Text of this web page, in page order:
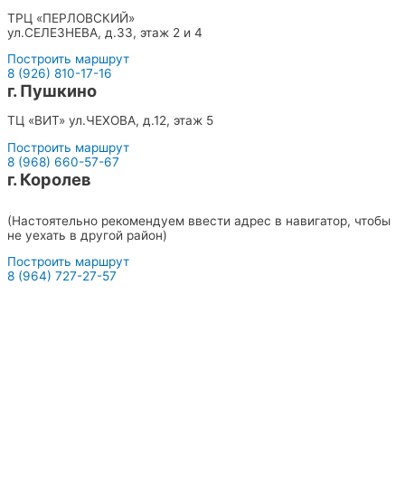
ТРЦ «ПЕРЛОВСКИЙ»
ул.СЕЛЕЗНЕВА, д.33, этаж 2 и 4
Построить маршрут
8 (926) 810-17-16
г. Пушкино
ТЦ «ВИТ» ул.ЧЕХОВА, д.12, этаж 5
Построить маршрут
8 (968) 660-57-67
г. Королев
(Настоятельно рекомендуем ввести адрес в навигатор, чтобы
не уехать в другой район)
Построить маршрут
8 (964) 727-27-57